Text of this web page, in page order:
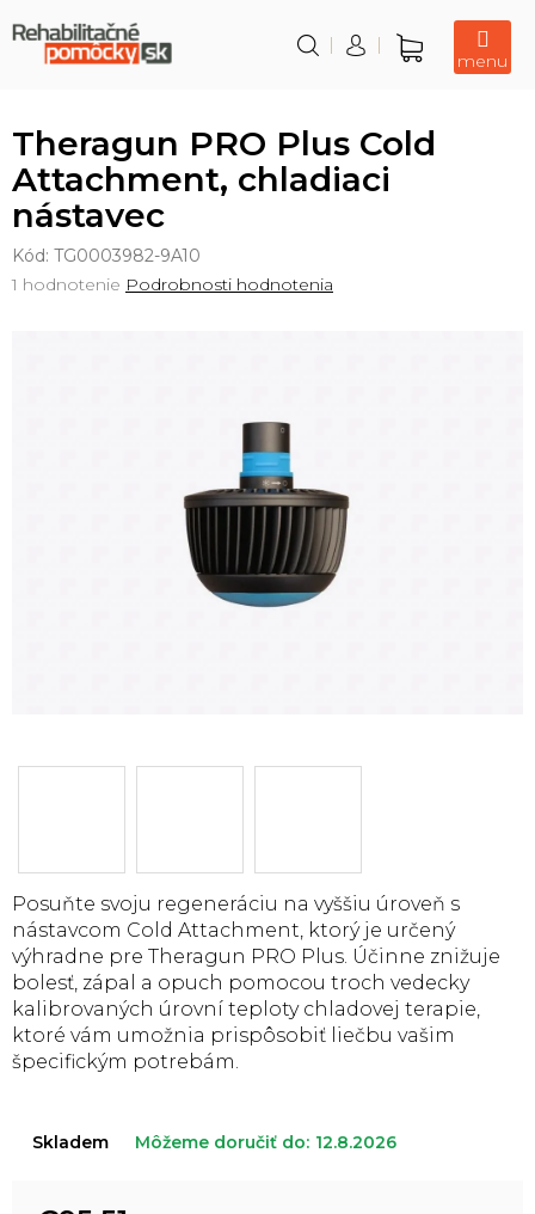
na
obsah
Nákupný
Theragun PRO Plus Cold
Attachment, chladiaci
nástavec
Kód: TG0003982-9A10
Priemerné
1 hodnotenie Podrobnosti hodnotenia
Skladem Môžeme doručiť do: 12.8.2026
Posuňte svoju regeneráciu na vyššiu úroveň s
nástavcom Cold Attachment, ktorý je určený
výhradne pre Theragun PRO Plus. Účinne znižuje
bolesť, zápal a opuch pomocou troch vedecky
kalibrovaných úrovní teploty chladovej terapie,
ktoré vám umožnia prispôsobiť liečbu vašim
špecifickým potrebám.